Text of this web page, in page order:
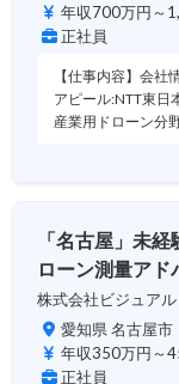
年収700万円～
正社員
【仕事内容】会社
アピール:NTT東日
産業用ドローン分
「名古屋」未
ローン測量アド
株式会社ビジュア
愛知県 名古屋市
年収350万円～
正社員